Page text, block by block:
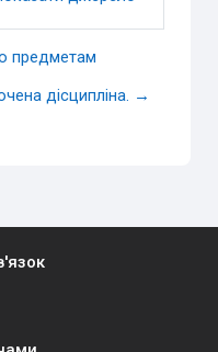
предметам
дісципліна. →